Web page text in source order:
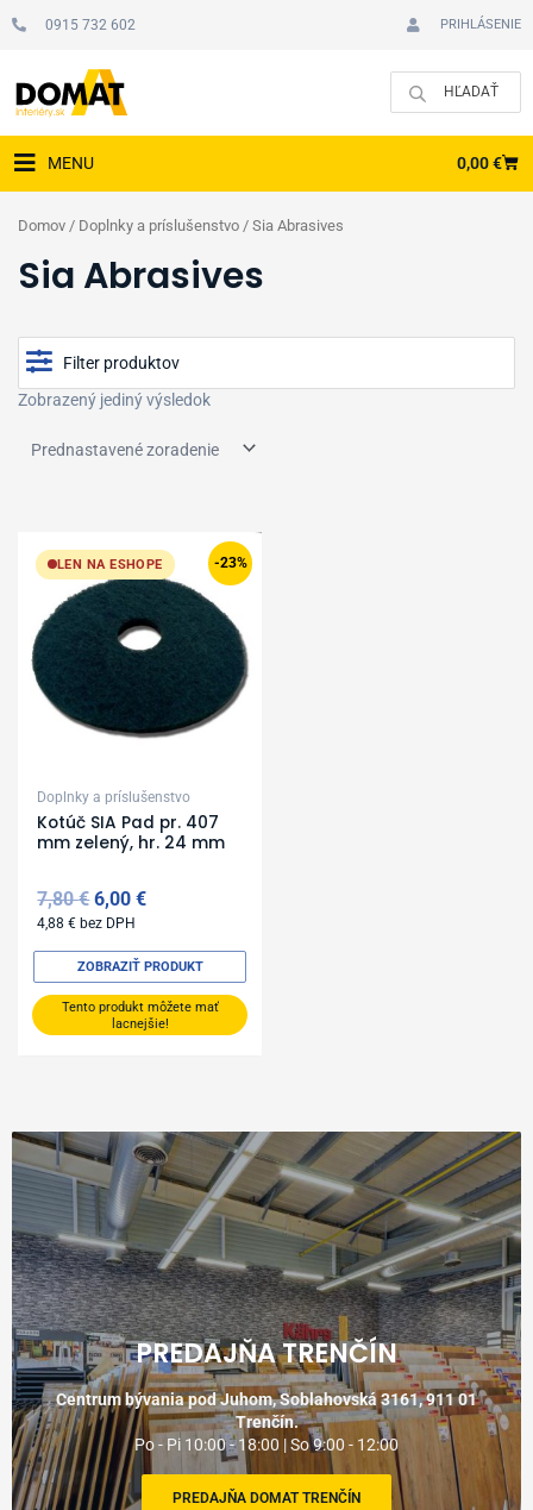
0915 732 602 PRIHLÁSENIE
MENU 0,00€
Domov / Doplnky a príslušenstvo / Sia Abrasives
Sia Abrasives
Filter produktov
Zobrazený jediný výsledok
-23%
LEN NA ESHOPE
Doplnky a príslušenstvo
Kotúč SIA Pad pr. 407
mm zelený, hr. 24 mm
7,80€
price
was:
7,80 €.
6,00€
price
is:
6,00 €.
4,88€ bez DPH
Tento produkt môžete mať
lacnejšie!
ZOBRAZIŤ PRODUKT
PREDAJŇA TRENČÍN
Centrum bývania pod Juhom, Soblahovská 3161, 911 01
Trenčín.
Po - Pi 10:00 - 18:00 | So 9:00 - 12:00
PREDAJŇA DOMAT TRENČÍN